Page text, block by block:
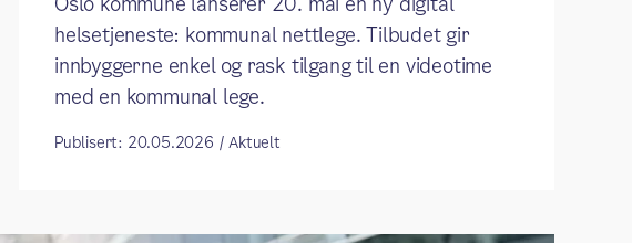
helsetjeneste: kommunal nettlege. Tilbudet gir
innbyggerne enkel og rask tilgang til en videotime
med en kommunal lege.​
Publisert: 20.05.2026 / Aktuelt